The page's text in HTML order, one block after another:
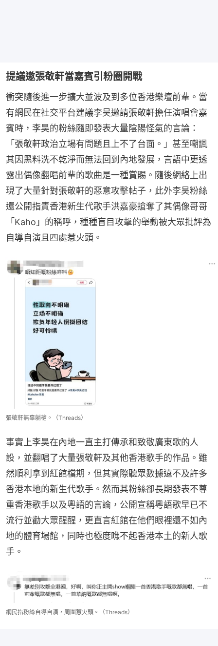
提議邀張敬軒當嘉賓引粉圈開戰
衝突隨後進一步擴大並波及到多位香港樂壇前輩。當
有網民在社交平台建議李昊邀請張敬軒擔任演唱會嘉
賓時，李昊的粉絲隨即發表大量陰陽怪氣的言論：
「張敬軒政治立場有問題且上不了台面。」甚至嘲諷
其因黑料洗不乾淨而無法回到內地發展，言語中更透
露出偶像翻唱前輩的歌曲是一種賞賜。隨後網絡上出
現了大量針對張敬軒的惡意攻擊帖子，此外李昊粉絲
還公開指責香港新生代歌手洪嘉豪搶奪了其偶像哥哥
「Kaho」的稱呼，種種盲目攻擊的舉動被大眾批評為
自導自演且四處惹火頭。
張敬軒無辜躺槍。（Threads）
事實上李昊在內地一直主打傳承和致敬廣東歌的人
設，並翻唱了大量張敬軒及其他香港歌手的作品。雖
然順利拿到紅館檔期，但其實際聽眾數據遠不及許多
香港本地的新生代歌手。然而其粉絲卻長期發表不尊
重香港歌手以及粵語的言論，公開宣稱粵語歌早已不
流行並勸大眾醒醒，更直言紅館在他們眼裡還不如內
地的體育場館，同時也極度瞧不起香港本土的新人歌
手。
網民指粉絲自導自演，周圍惹火頭。（Threads）